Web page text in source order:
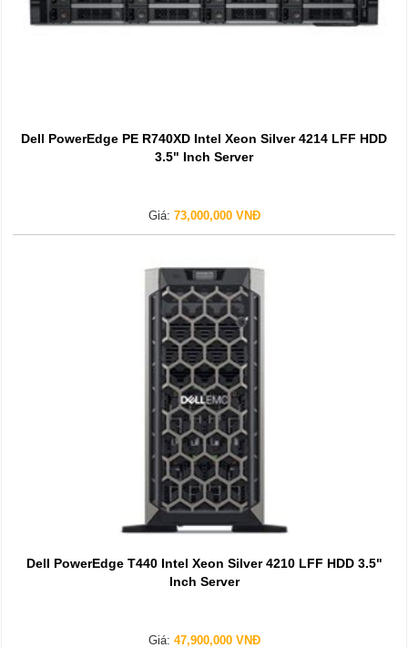
Dell PowerEdge PE R740XD Intel Xeon Silver 4214 LFF HDD
3.5" Inch Server
Giá: 73,000,000 VNĐ
Dell PowerEdge T440 Intel Xeon Silver 4210 LFF HDD 3.5"
Inch Server
Giá: 47,900,000 VNĐ